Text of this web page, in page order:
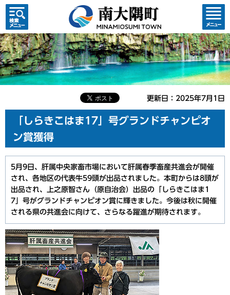
検索・
共通メ
ニュー
コンテ
ンツメ
ニュー
更新日：2025年7月1日
「しらきこはま17」号グランドチャンピオ
ン賞獲得
5月9日、肝属中央家畜市場において肝属春季畜産共進会が開催
され、各地区の代表牛59頭が出品されました。本町からは8頭が
出品され、上之原智さん（原自治会）出品の「しらきこはま1
7」号がグランドチャンピオン賞に輝きました。今後は秋に開催
される県の共進会に向けて、さらなる躍進が期待されます。